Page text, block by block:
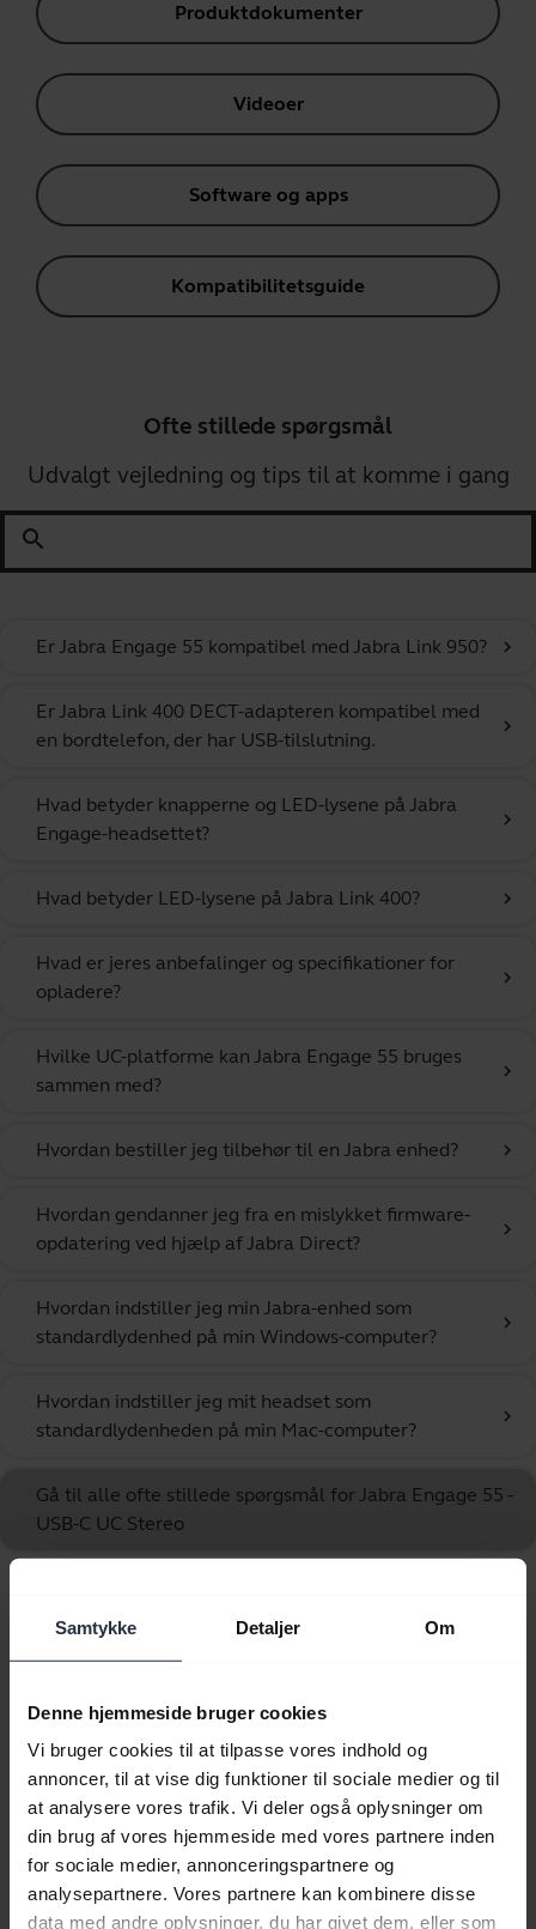
Samtykke Detaljer Om
Denne hjemmeside bruger cookies
Vi bruger cookies til at tilpasse vores indhold og
annoncer, til at vise dig funktioner til sociale medier og til
at analysere vores trafik. Vi deler også oplysninger om
din brug af vores hjemmeside med vores partnere inden
for sociale medier, annonceringspartnere og
analysepartnere. Vores partnere kan kombinere disse
data med andre oplysninger, du har givet dem, eller som
Produktdokumenter
Videoer
Software og apps
Kompatibilitetsguide
Ofte stillede spørgsmål
Udvalgt vejledning og tips til at komme i gang
search
Er Jabra Engage 55 kompatibel med Jabra Link 950? chevron_right
Er Jabra Link 400 DECT-adapteren kompatibel med
en bordtelefon, der har USB-tilslutning.
chevron_right
Hvad betyder knapperne og LED-lysene på Jabra
Engage-headsettet?
chevron_right
Hvad betyder LED-lysene på Jabra Link 400? chevron_right
Hvad er jeres anbefalinger og specifikationer for
opladere?
chevron_right
Hvilke UC-platforme kan Jabra Engage 55 bruges
sammen med?
chevron_right
Hvordan bestiller jeg tilbehør til en Jabra enhed? chevron_right
Hvordan gendanner jeg fra en mislykket firmware-
opdatering ved hjælp af Jabra Direct?
chevron_right
Hvordan indstiller jeg min Jabra-enhed som
standardlydenhed på min Windows-computer?
chevron_right
Hvordan indstiller jeg mit headset som
standardlydenheden på min Mac-computer?
chevron_right
Gå til alle ofte stillede spørgsmål for Jabra Engage 55 -
USB-C UC Stereo
Produktdokumenter
Brugermanual